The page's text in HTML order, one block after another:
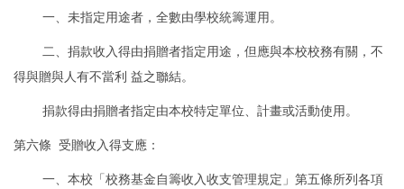
一、未指定用途者，全數由學校統籌運用。
二、捐款收入得由捐贈者指定用途，但應與本校校務有關，不
得與贈與人有不當利 益之聯結。
捐款得由捐贈者指定由本校特定單位、計畫或活動使用。
第六條 受贈收入得支應：
一、本校「校務基金自籌收入收支管理規定」第五條所列各項